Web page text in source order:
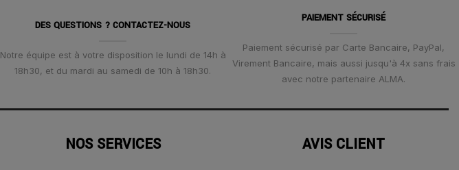
DES QUESTIONS ? CONTACTEZ-NOUS
Notre équipe est à votre disposition le lundi de 14h à
18h30, et du mardi au samedi de 10h à 18h30.
PAIEMENT SÉCURISÉ
Paiement sécurisé par Carte Bancaire, PayPal,
Virement Bancaire, mais aussi jusqu'à 4x sans frais
avec notre partenaire ALMA.
NOS SERVICES AVIS CLIENT